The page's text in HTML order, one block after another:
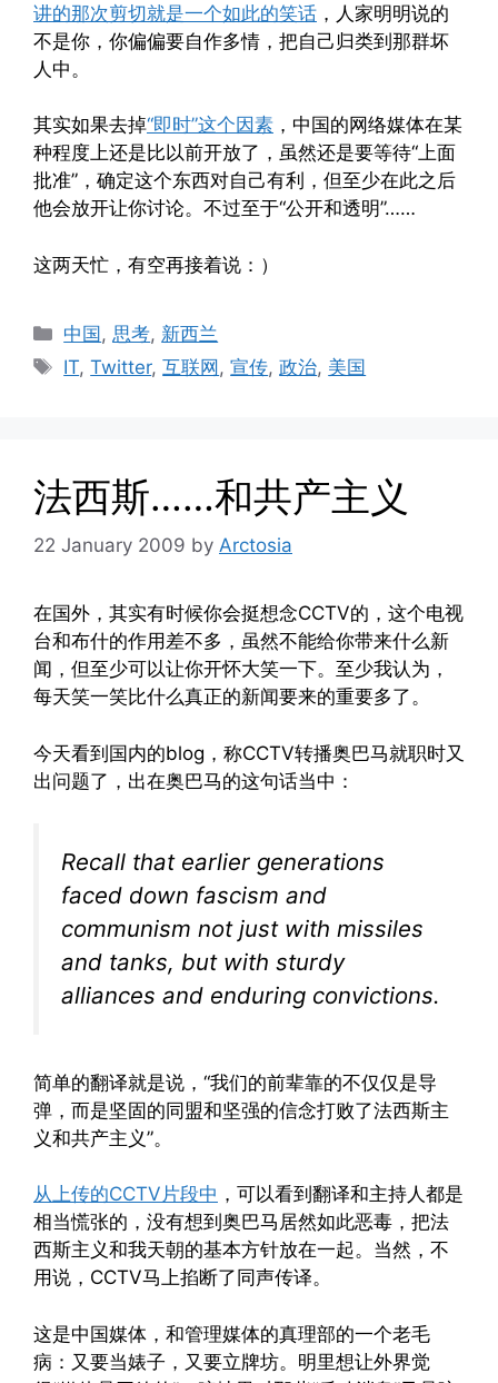
讲的那次剪切就是一个如此的笑话 ，人家明明说的
不是你，你偏偏要自作多情，把自己归类到那群坏
人中。
其实如果去掉“即时”这个因素 ，中国的网络媒体在某
种程度上还是比以前开放了，虽然还是要等待“上面
批准”，确定这个东西对自己有利，但至少在此之后
他会放开让你讨论。不过至于“公开和透明”……
这两天忙，有空再接着说：）
Categories
中国, 思考, 新西兰
Tags
IT,Twitter,互联网,宣传,政治, 美国
法西斯……和共产主义
22 January 2009 by Arctosia
在国外，其实有时候你会挺想念CCTV的，这个电视
台和布什的作用差不多，虽然不能给你带来什么新
闻，但至少可以让你开怀大笑一下。至少我认为，
每天笑一笑比什么真正的新闻要来的重要多了。
今天看到国内的blog，称CCTV转播奥巴马就职时又
出问题了，出在奥巴马的这句话当中：
Recall that earlier generations
faced down fascism and
communism not just with missiles
and tanks, but with sturdy
alliances and enduring convictions.
简单的翻译就是说，“我们的前辈靠的不仅仅是导
弹，而是坚固的同盟和坚强的信念打败了法西斯主
义和共产主义”。
从上传的CCTV片段中 ，可以看到翻译和主持人都是
相当慌张的，没有想到奥巴马居然如此恶毒，把法
西斯主义和我天朝的基本方针放在一起。当然，不
用说，CCTV马上掐断了同声传译。
这是中国媒体，和管理媒体的真理部的一个老毛
病：又要当婊子，又要立牌坊。明里想让外界觉